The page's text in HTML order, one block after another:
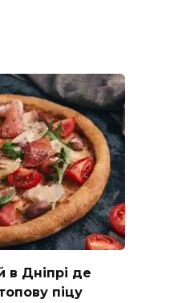
в Дніпрі де
піцу